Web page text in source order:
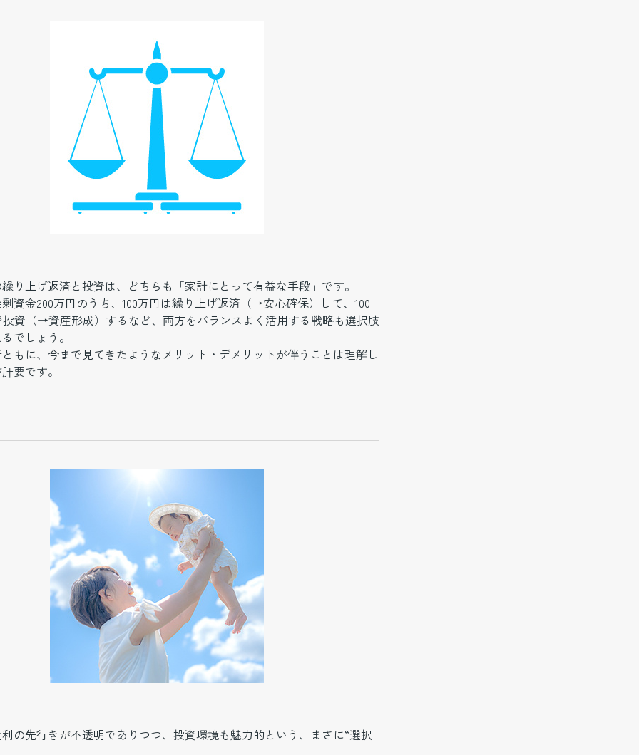
り上げ返済と投資は、どちらも「家計にとって有益な手段」です。
資金200万円のうち、100万円は繰り上げ返済（→安心確保）して、100
投資（→資産形成）するなど、両方をバランスよく活用する戦略も選択肢
でしょう。
もに、今まで見てきたようなメリット・デメリットが伴うことは理解し
要です。
の先行きが不透明でありつつ、投資環境も魅力的という、まさに“選択